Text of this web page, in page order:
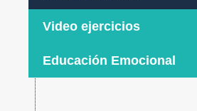
Video ejercicios
Educación Emocional